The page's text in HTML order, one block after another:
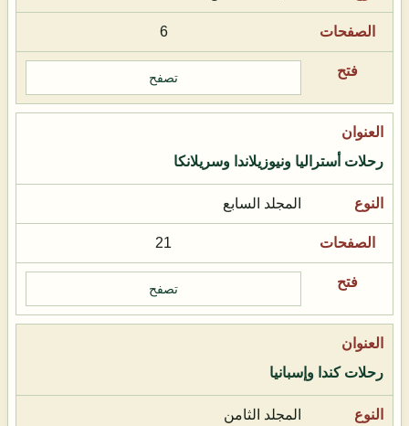
6
تصفح
رحلات أستراليا ونيوزيلاندا وسريلانكا
المجلد السابع
21
تصفح
رحلات كندا وإسبانيا
المجلد الثامن